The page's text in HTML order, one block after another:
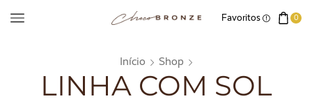
Favoritos 0
Início Shop
LINHA COM SOL